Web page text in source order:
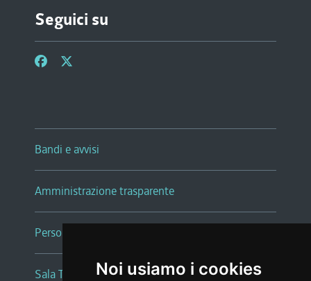
Noi usiamo i cookies
Seguici su
Bandi e avvisi
Amministrazione trasparente
Persone e Uffici
Sala Tiziano Tessitori